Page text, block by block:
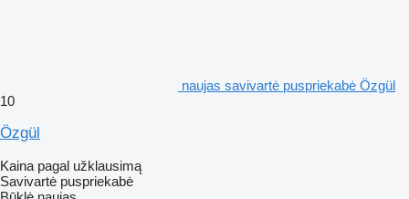
naujas savivartė puspriekabė Özgül
10
Özgül
Kaina pagal užklausimą
Savivartė puspriekabė